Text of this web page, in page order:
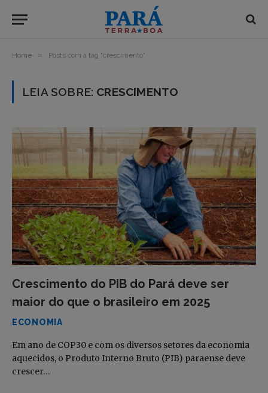
Home » Posts com a tag "crescimento"
LEIA SOBRE: CRESCIMENTO
Crescimento do PIB do Pará deve ser
maior do que o brasileiro em 2025
ECONOMIA
Em ano de COP30 e com os diversos setores da economia
aquecidos, o Produto Interno Bruto (PIB) paraense deve
crescer…